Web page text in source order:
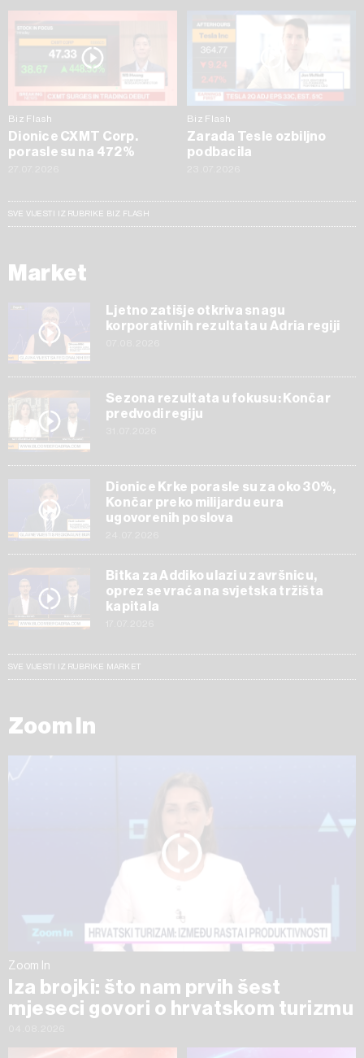
Biz Flash
Dionice CXMT Corp.
porasle su na 472%
Biz Flash
Zarada Tesle ozbiljno
podbacila
SVE VIJESTI IZ RUBRIKE BIZ FLASH
Market
Ljetno zatišje otkriva snagu
korporativnih rezultata u Adria regiji
Sezona rezultata u fokusu: Končar
predvodi regiju
Dionice Krke porasle su za oko 30%,
Končar preko milijardu eura
ugovorenih poslova
Bitka za Addiko ulazi u završnicu,
oprez se vraća na svjetska tržišta
kapitala
SVE VIJESTI IZ RUBRIKE MARKET
Zoom In
Zoom In
Iza brojki: što nam prvih šest
mjeseci govori o hrvatskom turizmu